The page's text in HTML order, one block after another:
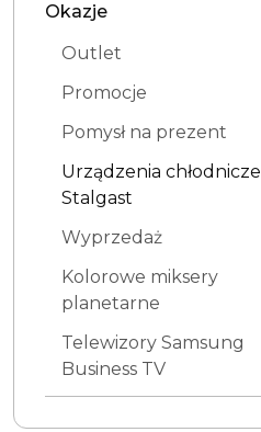
Okazje
Outlet
Promocje
Pomysł na prezent
Urządzenia chłodnicze
Stalgast
Wyprzedaż
Kolorowe miksery
planetarne
Telewizory Samsung
Business TV